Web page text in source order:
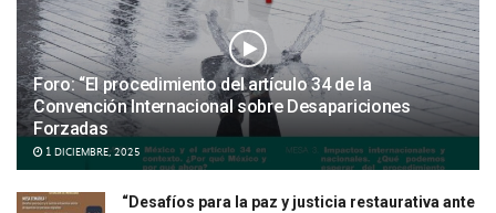
Foro: “El procedimiento del artículo 34 de la
Convención Internacional sobre Desapariciones
Forzadas
1 DICIEMBRE, 2025
“Desafíos para la paz y justicia restaurativa ante